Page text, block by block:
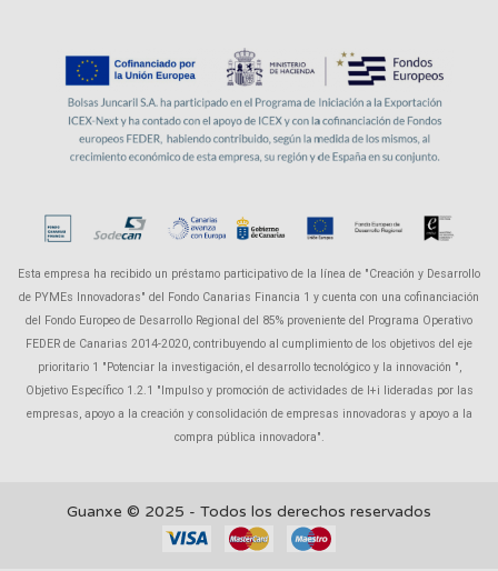
Esta empresa ha recibido un préstamo participativo de la línea de "Creación y Desarrollo
de PYMEs Innovadoras" del Fondo Canarias Financia 1 y cuenta con una cofinanciación
del Fondo Europeo de Desarrollo Regional del 85% proveniente del Programa Operativo
FEDER de Canarias 2014-2020, contribuyendo al cumplimiento de los objetivos del eje
prioritario 1 "Potenciar la investigación, el desarrollo tecnológico y la innovación ",
Objetivo Específico 1.2.1 "Impulso y promoción de actividades de I+i lideradas por las
empresas, apoyo a la creación y consolidación de empresas innovadoras y apoyo a la
compra pública innovadora".
Guanxe © 2025 - Todos los derechos reservados